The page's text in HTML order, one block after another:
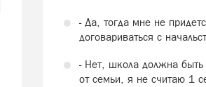
- Да, тогда мне не
договариваться с
- Нет, школа должна быть
от семьи, я не считаю 1